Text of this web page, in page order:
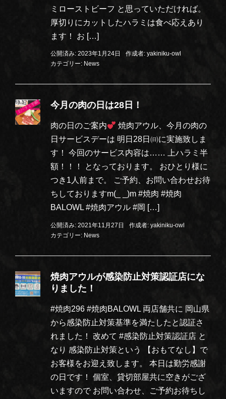
ミローストビーフ と思っていただければ。
厚切りにカットしたハラミは食べ応えあり
ます！ お […]
公開済み: 2023年1月24日 作成者: yakiniku-owl
カテゴリー: News
今月の肉の日は28日！
肉の日のご案内
焼肉アウル、今月の肉の
日サービスデーは 明日28日㈰に実施致しま
す！ 今回のサービス内容は…… 上ハラミ半
額！！！ となっております。 おひとり様に
つき1人前まで。 ご予約、お問い合わせお待
ちしておりますm(_ _)m #焼肉 #焼肉
BALOWL #焼肉アウル #岡 […]
公開済み: 2021年11月27日 作成者: yakiniku-owl
カテゴリー: News
焼肉アウルが感染防止対策認証店にな
りました！
#焼肉296 #焼肉BALOWL 両店舗共に 岡山県
から感染防止対策基準を満たしたと認証さ
れました！ 改めて #感染防止対策認証店 と
なり 感染防止対策という 【おもてなし】で
お客様をお迎え致します。 本日は勤労感謝
の日です！ 個室、貸切部屋共に空きがござ
いますので お問い合わせ、ご予約お待ちし